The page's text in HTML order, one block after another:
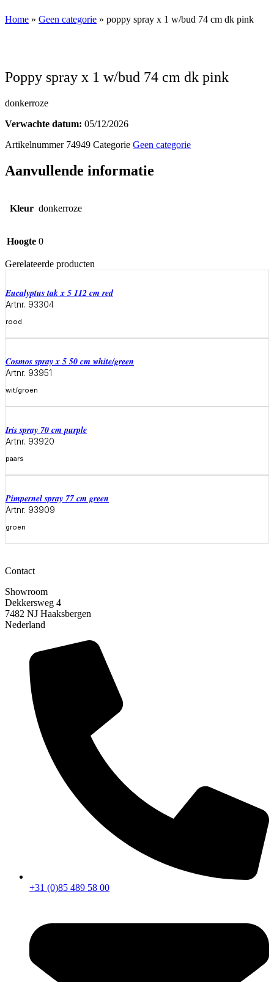
Home » Geen categorie » poppy spray x 1 w/bud 74 cm dk pink
poppy spray x 1 w/bud 74 cm dk pink
donkerroze
Verwachte datum: 05/12/2026
Artikelnummer 74949 Categorie Geen categorie
Aanvullende informatie
Kleur donkerroze
Hoogte 0
Gerelateerde producten
eucalyptus tak x 5 112 cm red
Artnr. 93304
rood
cosmos spray x 5 50 cm white/green
Artnr. 93951
wit/groen
Meer informatie
iris spray 70 cm purple
Artnr. 93920
paars
Meer informatie
pimpernel spray 77 cm green
Artnr. 93909
groen
Meer informatie
Contact
Showroom
Dekkersweg 4
7482 NJ Haaksbergen
Nederland
+31 (0)85 489 58 00